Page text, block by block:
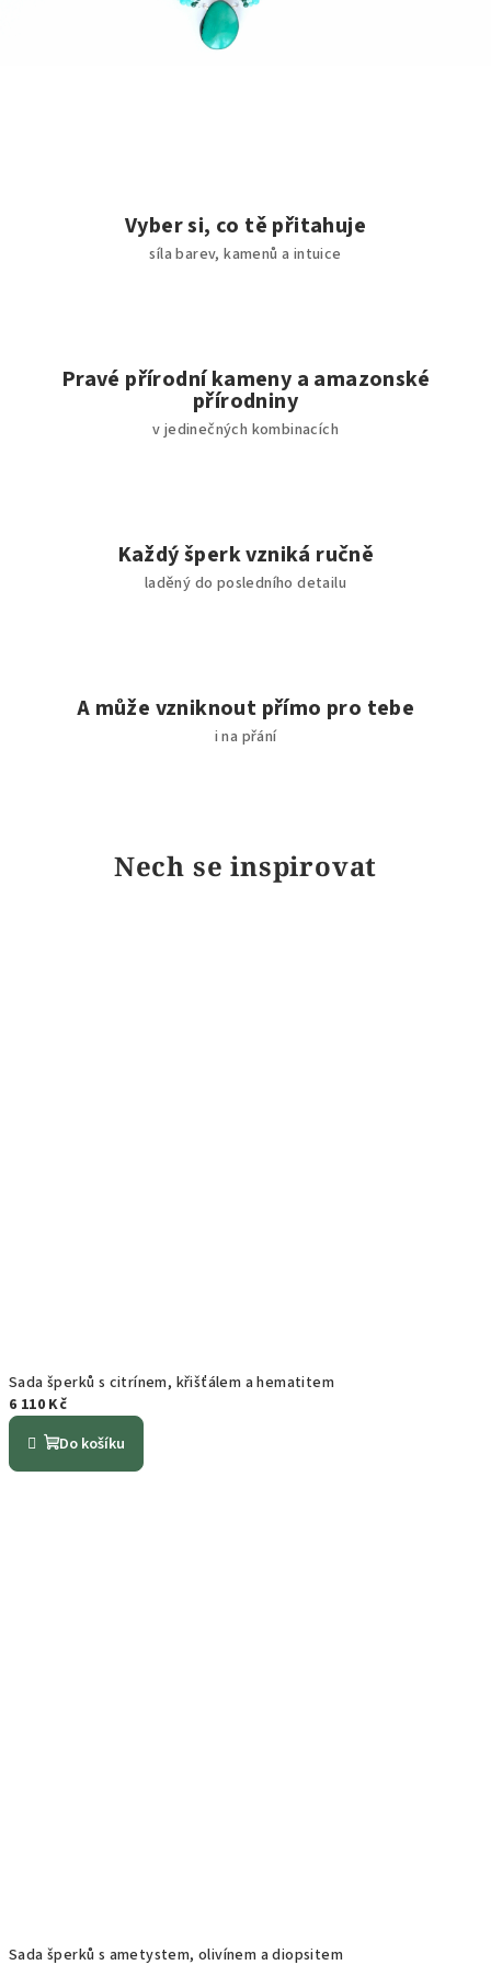
Vyber si, co tě přitahuje
síla barev, kamenů a intuice
Pravé přírodní kameny a amazonské
přírodniny
v jedinečných kombinacích
Každý šperk vzniká ručně
laděný do posledního detailu
A může vzniknout přímo pro tebe
i na přání
Nech se inspirovat
Sada šperků s citrínem, křišťálem a hematitem
6 110 Kč
Do košíku
Sada šperků s ametystem, olivínem a diopsitem